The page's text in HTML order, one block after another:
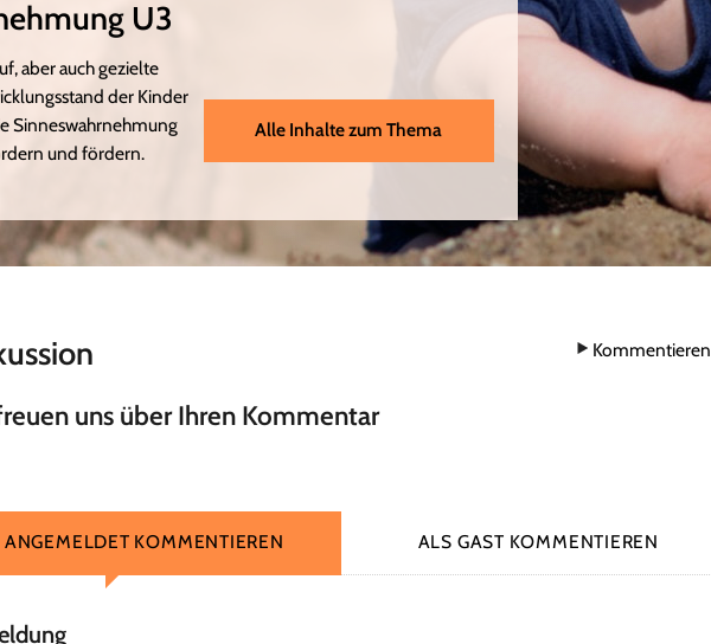
U3
aber auch gezielte
der Kinder
Sinneswahrnehmung
und fördern.
Alle Inhalte zum Thema
Kommentieren
uns über Ihren Kommentar
ANGEMELDET KOMMENTIEREN ALS GAST KOMMENTIEREN